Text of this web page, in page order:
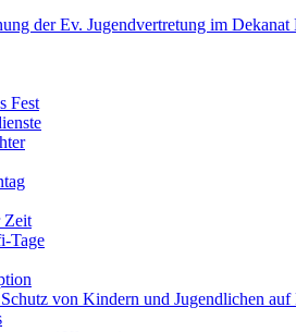
der Ev. Jugendvertretung im
Fest
Zeit
Tage
von Kindern und Jugendlichen auf